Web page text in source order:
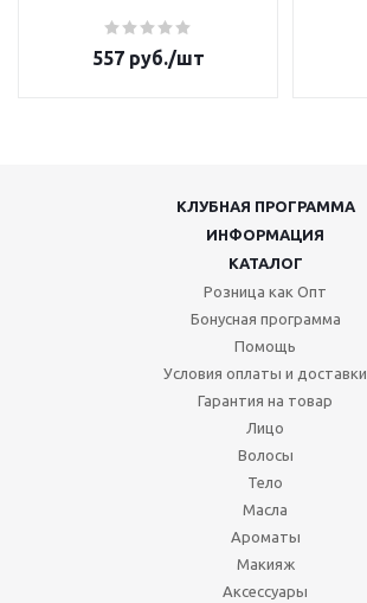
557руб./шт
КЛУБНАЯ ПРОГРАММА
ИНФОРМАЦИЯ
КАТАЛОГ
Розница как Опт
Бонусная программа
Помощь
Условия оплаты и доставки
Гарантия на товар
Лицо
Волосы
Тело
Масла
Ароматы
Макияж
Аксессуары